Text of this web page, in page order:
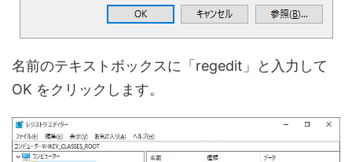
名前のテキストボックスに「regedit」と入力して
OK をクリックします。